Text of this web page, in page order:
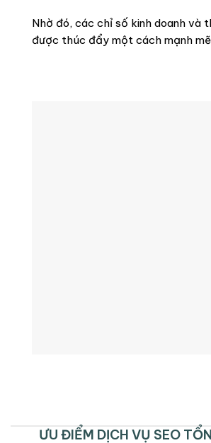
Nhờ đó, các chỉ số kinh doanh và
được thúc đẩy một cách mạnh
ƯU ĐIỂM DỊCH VỤ SEO